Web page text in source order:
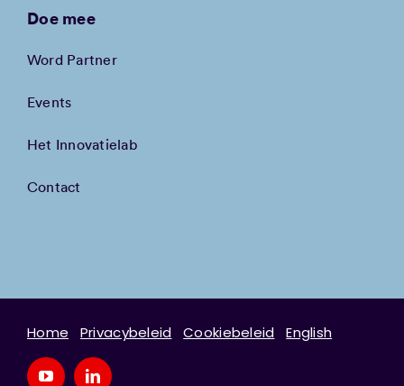
Doe mee
Word Partner
Events
Het Innovatielab
Contact
Home Privacybeleid Cookiebeleid English